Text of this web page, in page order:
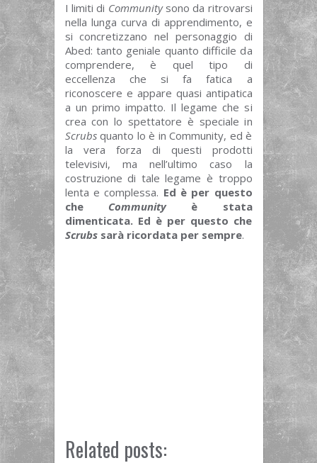
I limiti di Communitysono da ritrovarsi
nella lunga curva di apprendimento, e
si concretizzano nel personaggio di
Abed: tanto geniale quanto difficile da
comprendere, è quel tipo di
eccellenza che si fa fatica a
riconoscere e appare quasi antipatica
a un primo impatto. Il legame che si
crea con lo spettatore è speciale in
Scrubsquanto lo è in Community, ed è
la vera forza di questi prodotti
televisivi, ma nell’ultimo caso la
costruzione di tale legame è troppo
lenta e complessa. Ed è per questo
che Communityè stata
dimenticata. Ed è per questo che
Scrubssarà ricordata per sempre.
Related posts: